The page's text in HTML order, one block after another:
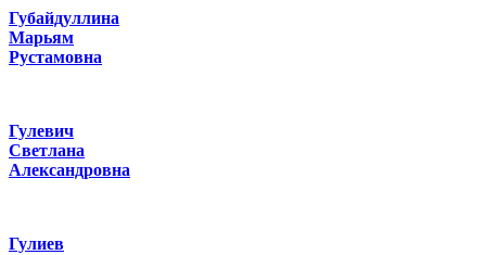
Губайдуллина
Марьям
Рустамовна
Гулевич
Светлана
Александровна
Гулиев